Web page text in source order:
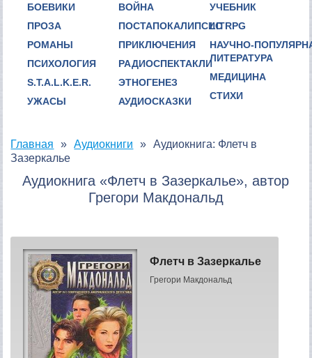
БОЕВИКИ
ПРОЗА
РОМАНЫ
ПСИХОЛОГИЯ
S.T.A.L.K.E.R.
УЖАСЫ
ВОЙНА
ПОСТАПОКАЛИПСИС
ПРИКЛЮЧЕНИЯ
РАДИОСПЕКТАКЛИ
ЭТНОГЕНЕЗ
АУДИОСКАЗКИ
УЧЕБНИК
LITRPG
НАУЧНО-
ЛИТЕРАТУРА
МЕДИЦИНА
СТИХИ
Главная Аудиокниги
Аудиокнига: Флетч в
Зазеркалье
Аудиокнига «Флетч в Зазеркалье», автор
Грегори Макдональд
Флетч в Зазеркалье
Грегори Макдональд